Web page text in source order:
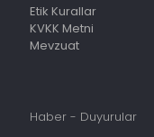
Etik Kurallar
KVKK Metni
Mevzuat
Haber - Duyurular